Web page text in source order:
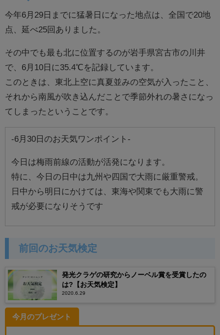
今年6月29日までに猛暑日になった地点は、全国で20地
点、延べ25回ありました。
その中でも最も北に位置するのが岩手県宮古市の川井
で、6月10日に35.4℃を記録しています。
このときは、東北上空に真夏並みの空気が入ったこと、
それから南風が吹き込んだことで季節外れの暑さになっ
てしまったということです。
-6月30日のお天気ワンポイント-
今日は梅雨前線の活動が活発になります。
特に、今日の日中は九州や四国で大雨に厳重警戒。
日中から明日にかけては、東海や関東でも大雨に警
戒が必要になりそうです
前回のお天気検定
発光クラゲの研究からノーベル賞を受賞したの
は?【お天気検定】
2020.6.29
今月のプレゼント